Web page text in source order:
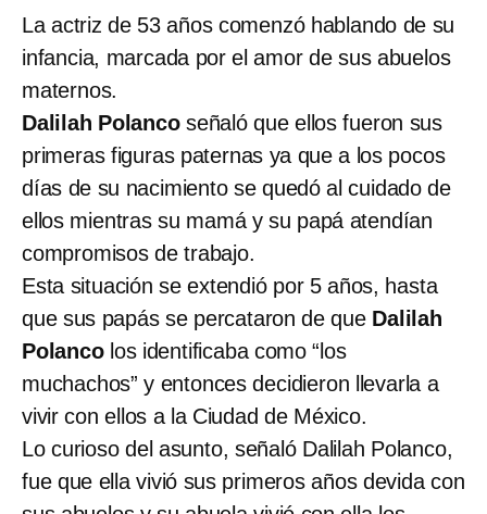
La actriz de 53 años comenzó hablando de su
infancia, marcada por el amor de sus abuelos
maternos.
Dalilah Polanco señaló que ellos fueron sus
primeras figuras paternas ya que a los pocos
días de su nacimiento se quedó al cuidado de
ellos mientras su mamá y su papá atendían
compromisos de trabajo.
Esta situación se extendió por 5 años, hasta
que sus papás se percataron de que Dalilah
Polancolos identificaba como “los
muchachos” y entonces decidieron llevarla a
vivir con ellos a la Ciudad de México.
Lo curioso del asunto, señaló Dalilah Polanco,
fue que ella vivió sus primeros años devida con